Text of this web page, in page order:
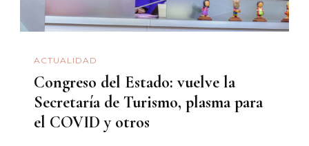
ACTUALIDAD
Congreso del Estado: vuelve la
Secretaría de Turismo, plasma para
el COVID y otros